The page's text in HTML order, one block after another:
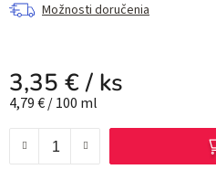
Možnosti doručenia
3,35 €/ ks
Jednotková cena:
4,79 € / 100 ml